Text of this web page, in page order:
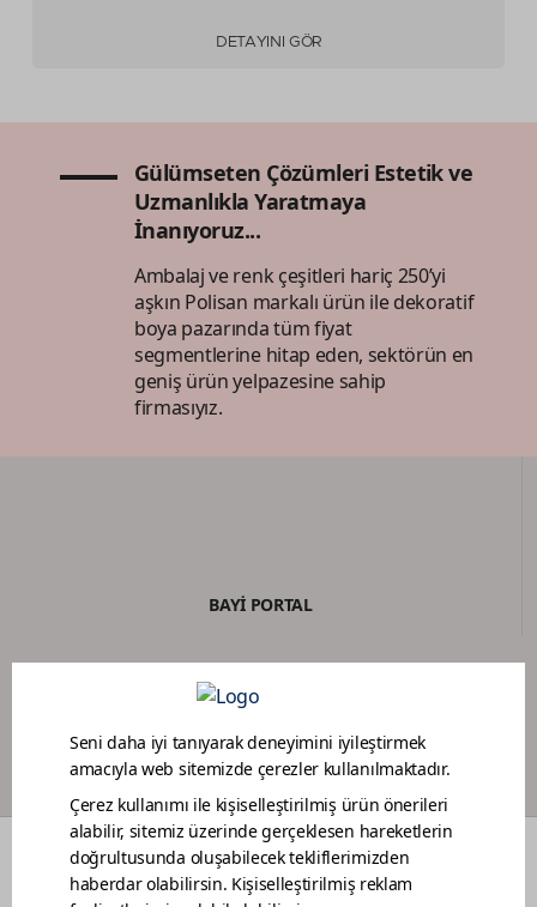
DETAYINI GÖR
Gülümseten Çözümleri Estetik ve
Uzmanlıkla Yaratmaya
İnanıyoruz...
Ambalaj ve renk çeşitleri hariç 250’yi
aşkın Polisan markalı ürün ile dekoratif
boya pazarında tüm fiyat
segmentlerine hitap eden, sektörün en
geniş ürün yelpazesine sahip
firmasıyız.
BAYİ PORTAL
BOYACI SADAKAT PROGRAMI
RENKLER DEKORASYON FİKİRLERİ RENOVASYON